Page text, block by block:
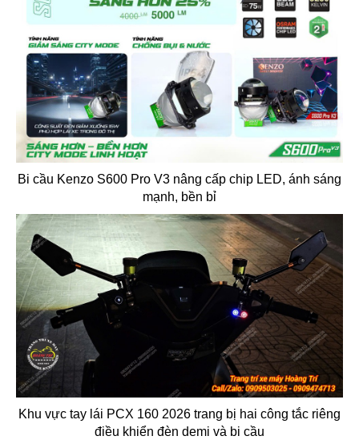
Bi cầu Kenzo S600 Pro V3 nâng cấp chip LED, ánh sáng
mạnh, bền bỉ
Khu vực tay lái PCX 160 2026 trang bị hai công tắc riêng
điều khiển đèn demi và bi cầu